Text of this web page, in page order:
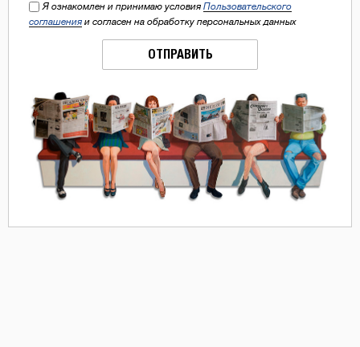
Я ознакомлен и принимаю условия Пользовательского
соглашения и согласен на обработку персональных данных
ОТПРАВИТЬ